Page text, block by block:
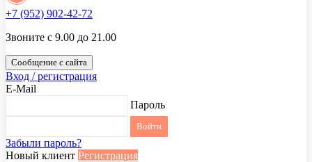
+7 (952) 902-42-72
Звоните с 9.00 до 21.00
Сообщение с сайта
Вход / регистрация
E-Mail
Пароль
Забыли пароль?
Новый клиент Регистрация